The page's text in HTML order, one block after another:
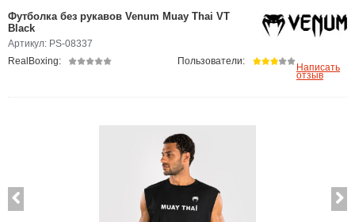
Футболка без рукавов Venum Muay Thai VT
Black
Артикул: PS-08337
RealBoxing: Пользователи:
Написать
отзыв